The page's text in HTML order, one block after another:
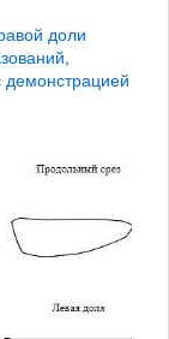
доли